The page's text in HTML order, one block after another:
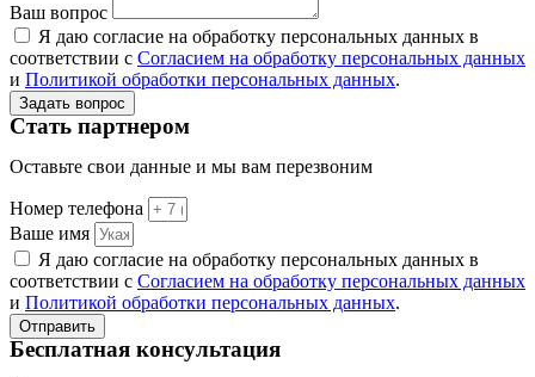
Ваш вопрос
Я даю согласие на обработку персональных данных в
соответствии с Согласием на обработку персональных данных
и Политикой обработки персональных данных.
Задать вопрос
Стать партнером
Оставьте свои данные и мы вам перезвоним
Номер телефона
Ваше имя
Я даю согласие на обработку персональных данных в
соответствии с Согласием на обработку персональных данных
и Политикой обработки персональных данных.
Отправить
Бесплатная консультация